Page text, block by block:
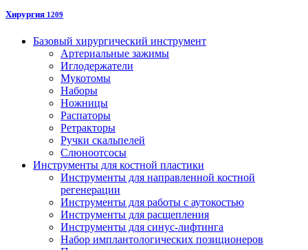
Хирургия 1209
Базовый хирургический инструмент
Артериальные зажимы
Иглодержатели
Мукотомы
Наборы
Ножницы
Распаторы
Ретракторы
Ручки скальпелей
Слюноотсосы
Инструменты для костной пластики
Инструменты для направленной костной
регенерации
Инструменты для работы с аутокостью
Инструменты для расщепления
Инструменты для синус-лифтинга
Набор имплантологических позиционеров